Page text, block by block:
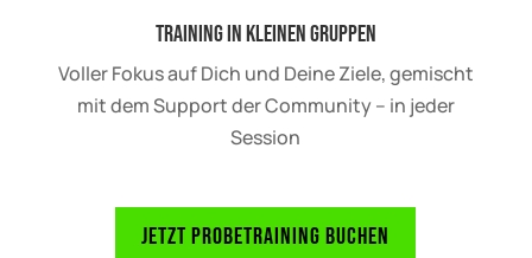
Training in kleinen Gruppen
Voller Fokus auf Dich und Deine Ziele, gemischt
mit dem Support der Community – in jeder
Session
Jetzt Probetraining buchen